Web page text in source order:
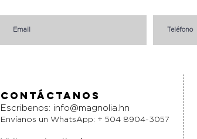
Contáctanos
Escribenos: info@magnolia.hn
Envíanos un WhatsApp: + 504 8904-3057